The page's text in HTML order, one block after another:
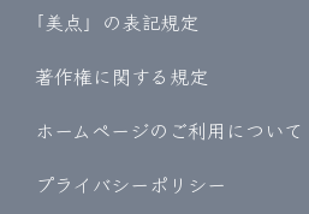
｢美点」の表記規定
著作権に関する規定
ホームページのご利用について
プライバシーポリシー